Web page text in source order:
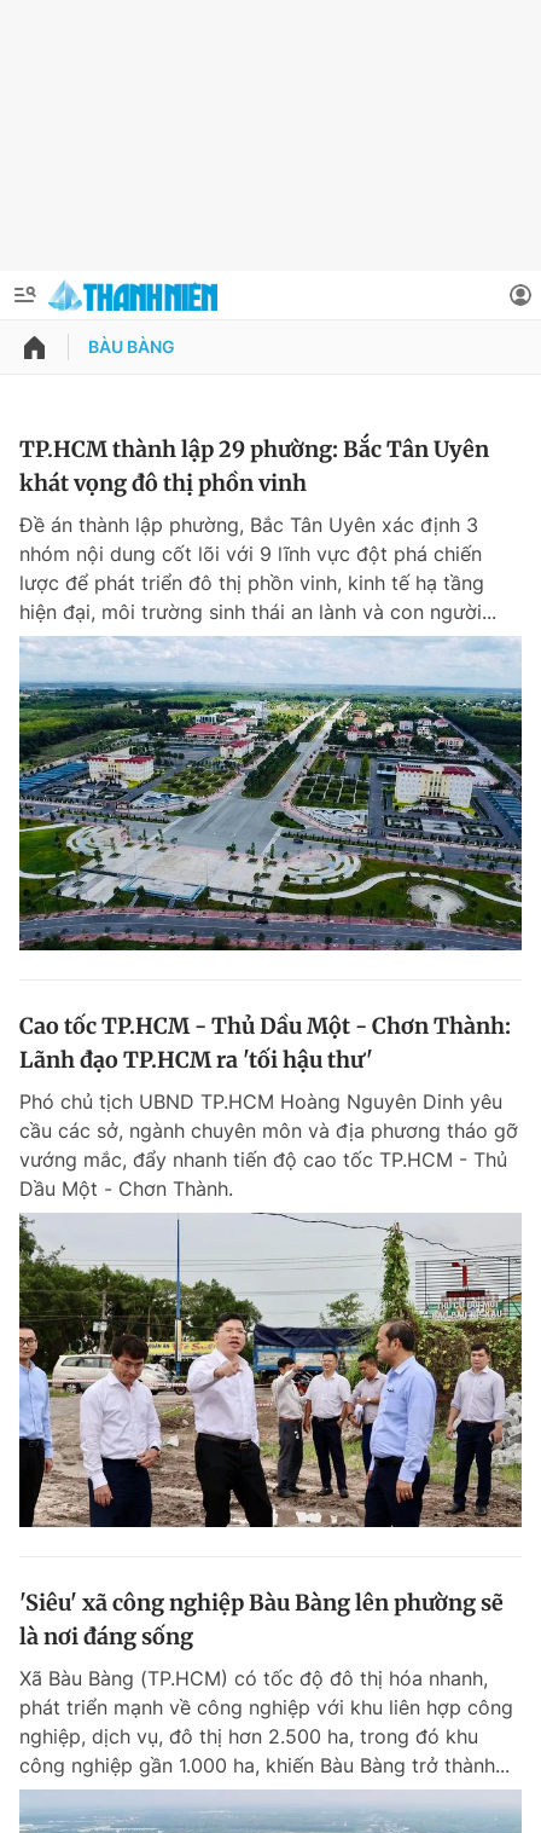
QUẢNG CÁO
Chuyên mục khác
Chào ngày mới Tin 24h
Tin thị trường Tin 360
Video Magazine
Sản phẩm khác
Tiện ích Bạn cần biết
Đọc Thanh Niên trên điện thoại
Theo dõi báo trên
Hotline
0906 645 777
Liên hệ quảng cáo
0908 780 404
Đặt báo Quảng cáo RSS Tòa soạn Chính sách bảo
Tổng biên tập: Nguyễn Ngọc Toàn
Tổng thư ký tòa soạn: Đức Trung
Giấy phép xuất bản số 110/GP - BTTTT cấp ngày 24.3.2020
© 2003-2026 Bản quyền thuộc về Báo Thanh Niên. Cấm sao chép
dưới mọi hình thức nếu không có sự chấp thuận bằng văn bản.
Phát triển bởi ePi Technologies, JSC.
Thông tin tài khoản
Đổi mật khẩu
Tin đã lưu
Tin đã xem
Đăng xuất
BÀU BÀNG
TP.HCM thành lập 29 phường: Bắc Tân Uyên
khát vọng đô thị phồn vinh
Đề án thành lập phường, Bắc Tân Uyên xác định 3
nhóm nội dung cốt lõi với 9 lĩnh vực đột phá chiến
lược để phát triển đô thị phồn vinh, kinh tế hạ tầng
hiện đại, môi trường sinh thái an lành và con người...
Cao tốc TP.HCM - Thủ Dầu Một - Chơn Thành:
Lãnh đạo TP.HCM ra 'tối hậu thư'
Phó chủ tịch UBND TP.HCM Hoàng Nguyên Dinh yêu
cầu các sở, ngành chuyên môn và địa phương tháo gỡ
vướng mắc, đẩy nhanh tiến độ cao tốc TP.HCM - Thủ
Dầu Một - Chơn Thành.
'Siêu' xã công nghiệp Bàu Bàng lên phường sẽ
là nơi đáng sống
Xã Bàu Bàng (TP.HCM) có tốc độ đô thị hóa nhanh,
phát triển mạnh về công nghiệp với khu liên hợp công
nghiệp, dịch vụ, đô thị hơn 2.500 ha, trong đó khu
công nghiệp gần 1.000 ha, khiến Bàu Bàng trở thành...